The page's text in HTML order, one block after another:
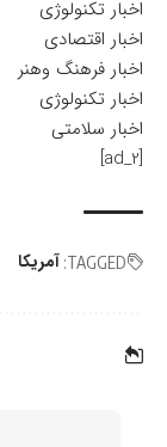
اخبار تکنولوژی
اخبار اقتصادی
اخبار فرهنگ وهنر
اخبار تکنولوژی
اخبار سلامتی
[ad_2]
TAGGED: آمریکا